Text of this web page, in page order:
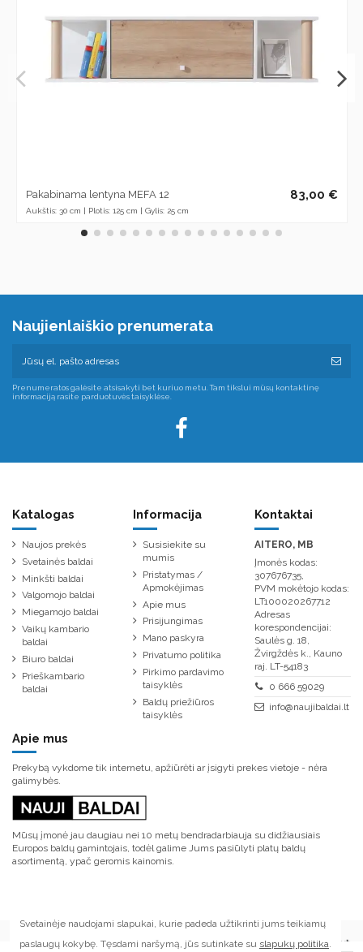
Pakabinama lentyna MEFA 12
Aukštis: 30 cm | Plotis: 125 cm | Gylis: 25 cm
83,00 €
Naujienlaiškio prenumerata
Prenumeratos galėsite atsisakyti bet kuriuo metu. Tam tikslui mūsų kontaktinę
informaciją rasite parduotuvės taisyklėse.
Katalogas
Naujos prekės
Svetainės baldai
Minkšti baldai
Valgomojo baldai
Miegamojo baldai
Vaikų kambario
baldai
Biuro baldai
Prieškambario
baldai
Informacija
Susisiekite su
mumis
Pristatymas /
Apmokėjimas
Apie mus
Prisijungimas
Mano paskyra
Privatumo politika
Pirkimo pardavimo
taisyklės
Baldų priežiūros
taisyklės
Kontaktai
AITERO, MB
Įmonės kodas:
307676735,
PVM mokėtojo kodas:
LT100020267712
Adresas
korespondencijai:
Saulės g. 18,
Žvirgždės k., Kauno
raj. LT-54183
0 666 59029
info@naujibaldai.lt
Apie mus
Prekybą vykdome tik internetu, apžiūrėti ar įsigyti prekes vietoje - nėra
galimybės.
Mūsų įmonė jau daugiau nei 10 metų bendradarbiauja su didžiausiais
Europos baldų gamintojais, todėl galime Jums pasiūlyti platų baldų
asortimentą, ypač geromis kainomis.
Svetainėje naudojami slapukai, kurie padeda užtikrinti jums teikiamų
paslaugų kokybę. Tęsdami naršymą, jūs sutinkate su slapukų politika.